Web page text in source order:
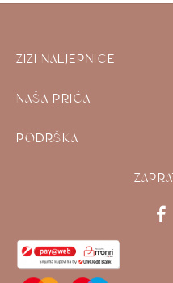
ZIZI NALJEPNICE
NAŠA PRIČA
PODRŠKA